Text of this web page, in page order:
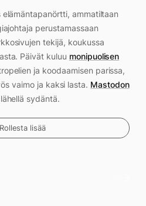
ammatiltaan
perustamassaan
tekijä, koukussa
Päivät kuluu monipuolisen
ja koodaamisen parissa,
vaimo ja kaksi lasta. Mastodon
sydäntä.
lisää